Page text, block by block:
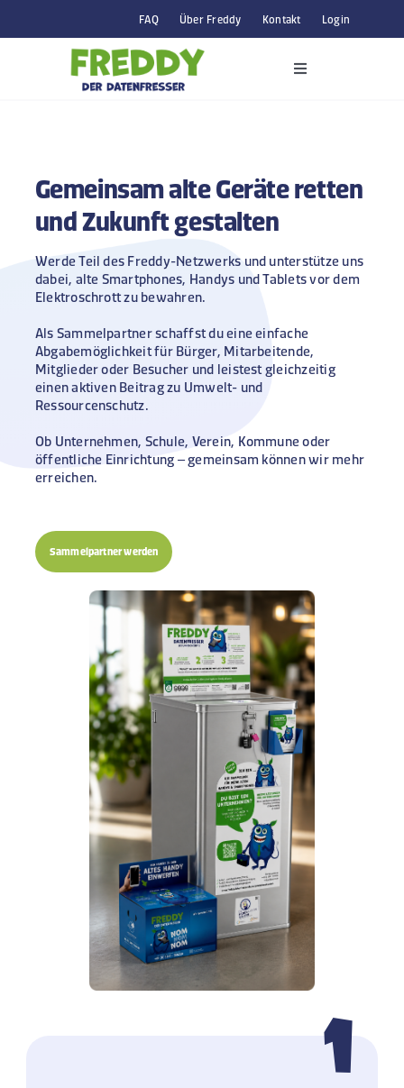
content
FAQ Über Freddy Kontakt Login
Toggle
Alle Aktionen
Privatpersonen
Gerät abgeben
Gemeinsam alte Geräte retten
und Zukunft gestalten
Werde Teil des Freddy-Netzwerks und unterstütze uns
dabei, alte Smartphones, Handys und Tablets vor dem
Elektroschrott zu bewahren.
Als Sammelpartner schaffst du eine einfache
Abgabemöglichkeit für Bürger, Mitarbeitende,
Mitglieder oder Besucher und leistest gleichzeitig
einen aktiven Beitrag zu Umwelt- und
Ressourcenschutz.
Ob Unternehmen, Schule, Verein, Kommune oder
öffentliche Einrichtung – gemeinsam können wir mehr
erreichen.
Sammelpartner werden
1